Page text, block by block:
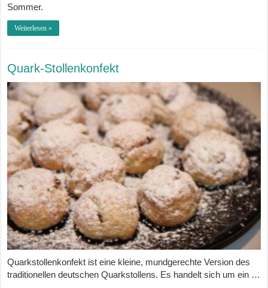
Sommer.
Weiterlesen »
Quark-Stollenkonfekt
Quarkstollenkonfekt ist eine kleine, mundgerechte Version des
traditionellen deutschen Quarkstollens. Es handelt sich um ein …